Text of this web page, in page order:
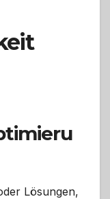
Lösungen,